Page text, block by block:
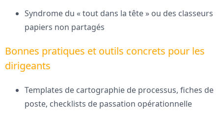
Syndrome du « tout dans la tête » ou des classeurs
papiers non partagés
Bonnes pratiques et outils concrets pour les
dirigeants
Templates de cartographie de processus, fiches de
poste, checklists de passation opérationnelle